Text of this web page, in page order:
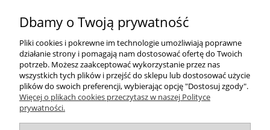
Pomoc
Moje konto
Płatności i dostawa
Dbamy o Twoją prywatność
Pliki cookies i pokrewne im technologie umożliwiają poprawne
działanie strony i pomagają nam dostosować ofertę do Twoich
potrzeb. Możesz zaakceptować wykorzystanie przez nas
wszystkich tych plików i przejść do sklepu lub dostosować użycie
plików do swoich preferencji, wybierając opcję "Dostosuj zgody".
Więcej o plikach cookies przeczytasz w naszej Polityce
prywatności.